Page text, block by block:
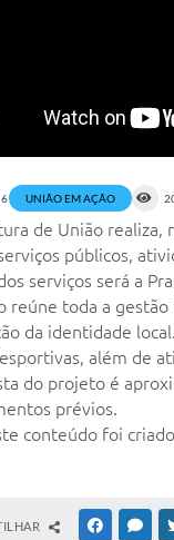
UNIÃO EM AÇÃO
de União realiza,
públicos,
serviços será a
reúne toda a
da identidade
além de
do projeto é
prévios.
conteúdo foi criado
FACEBOOK